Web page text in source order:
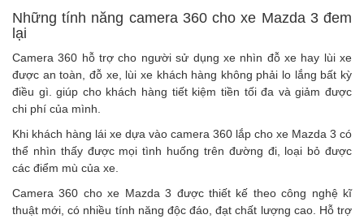
Những tính năng camera 360 cho xe Mazda 3 đem
lại
Camera 360 hỗ trợ cho người sử dụng xe nhìn đỗ xe hay lùi xe
được an toàn, đỗ xe, lùi xe khách hàng không phải lo lắng bất kỳ
điều gì. giúp cho khách hàng tiết kiệm tiền tối đa và giảm được
chi phí của mình.
Khi khách hàng lái xe dựa vào camera 360 lắp cho xe Mazda 3 có
thể nhìn thấy được mọi tình huống trên đường đi, loại bỏ được
các điểm mù của xe.
Camera 360 cho xe Mazda 3 được thiết kế theo công nghệ kĩ
thuật mới, có nhiều tính năng độc đáo, đạt chất lượng cao. Hỗ trợ